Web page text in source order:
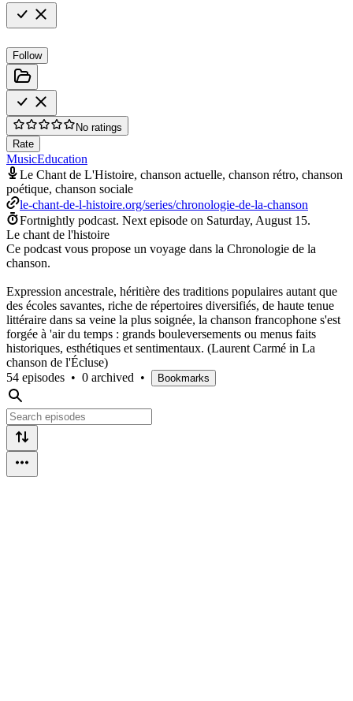
Follow
No ratings
Rate
MusicEducation
Le Chant de L'Histoire, chanson actuelle, chanson rétro, chanson
poétique, chanson sociale
le-chant-de-l-histoire.org/series/chronologie-de-la-chanson
Fortnightly podcast. Next episode on Saturday, August 15.
Le chant de l'histoire
Ce podcast vous propose un voyage dans la Chronologie de la
chanson.
Expression ancestrale, héritière des traditions populaires autant que
des écoles savantes, riche de répertoires diversifiés, de haute tenue
littéraire dans sa veine la plus soignée, la chanson francophone s'est
forgée à 'air du temps : grands bouleversements ou menus faits
historiques, esthétiques et sentimentaux. (Laurent Carmé in La
chanson de l'Écluse)
54 episodes • 0 archived • Bookmarks